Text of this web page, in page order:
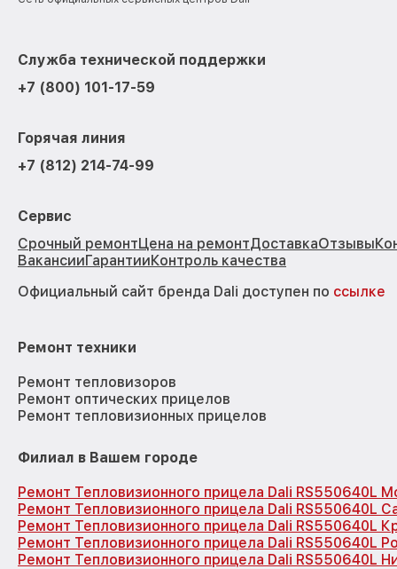
Служба технической поддержки
+7 (800) 101-17-59
Горячая линия
+7 (812) 214-74-99
Сервис
Срочный ремонтЦена на ремонтДоставкаОтзывы
ВакансииГарантииКонтроль качества
Официальный сайт бренда Dali доступен по ссылке
Ремонт техники
Ремонт тепловизоров
Ремонт оптических прицелов
Ремонт тепловизионных прицелов
Филиал в Вашем городе
Ремонт Тепловизионного прицела Dali RS550640L
Ремонт Тепловизионного прицела Dali RS550640L
Ремонт Тепловизионного прицела Dali RS550640L
Ремонт Тепловизионного прицела Dali RS550640L
Ремонт Тепловизионного прицела Dali RS550640L